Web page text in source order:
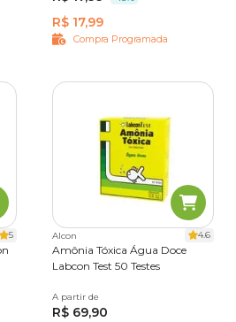
R$ 17,99
Compra Programada
5 Alcon 4.6
Amônia Tóxica Água Doce
Labcon Test 50 Testes
Único
A partir de
R$ 69,90